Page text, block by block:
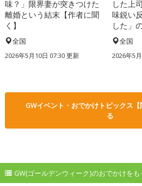
味？」限界妻が突きつけた
離婚という結末【作者に聞
く】
全国
2026年5月10日 07:30 更新
した上
味鋭い
した」
全国
2026年5
GWイベント・おでかけトピックス
る
GW(ゴールデンウィーク)のおでかけを